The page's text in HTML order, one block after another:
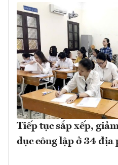
Tiếp tục sắp xếp,
dục công lập ở 34 địa